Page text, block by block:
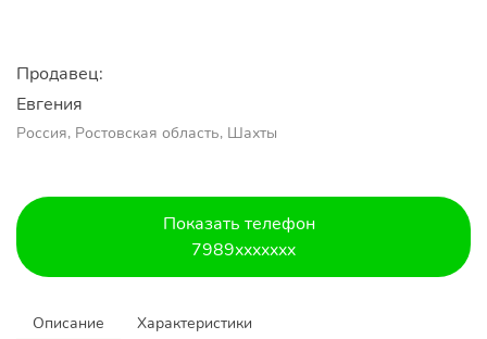
Продавец:
Евгения
Россия, Ростовская область, Шахты
Показать телефон
7989xxxxxxx
Описание Характеристики